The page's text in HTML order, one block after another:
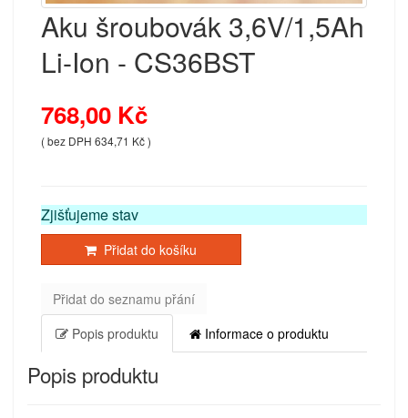
Aku šroubovák 3,6V/1,5Ah
Li-Ion - CS36BST
768,00 Kč
( bez DPH 634,71 Kč )
Zjišťujeme stav
Přidat do košíku
Přidat do seznamu přání
Popis produktu
Informace o produktu
Popis produktu